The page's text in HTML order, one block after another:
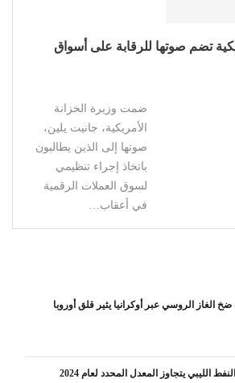
تضم صوتها للرقابة على أسواق
ضمت وزيرة الخزانة
الأمريكية، جانيت يلين،
صوتها إلى الذين يطالبون
باتخاذ إجراء تنظيمي
لسوق العملات الرقمية
في أعقاب…
الغاز الروسي عبر أوكرانيا يثير قلق أوروبا
الليبي يتجاوز المعدل المحدد لعام 2024